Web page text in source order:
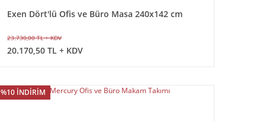
Exen Dört'lü Ofis ve Büro Masa 240x142 cm
23.730,00 TL + KDV
20.170,50 TL + KDV
%10 İNDİRİM